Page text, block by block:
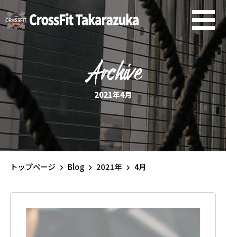
Archive
2021年4月
トップページ Blog 2021年 4月